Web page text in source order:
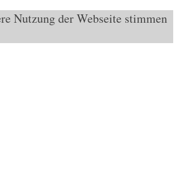
Nutzung der Webseite stimmen